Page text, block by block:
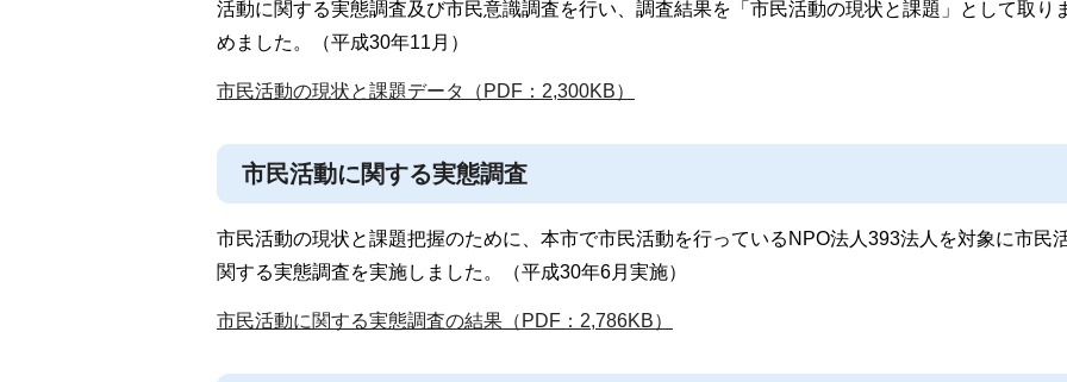
活動に関する実態調査及び市民意識調査を行い、調査結果を「市民活動の現状と課題」として取り
めました。（平成30年11月）
市民活動の現状と課題データ（PDF：2,300KB）
市民活動に関する実態調査
市民活動の現状と課題把握のために、本市で市民活動を行っているNPO法人393法人を対象に市民
関する実態調査を実施しました。（平成30年6月実施）
市民活動に関する実態調査の結果（PDF：2,786KB）